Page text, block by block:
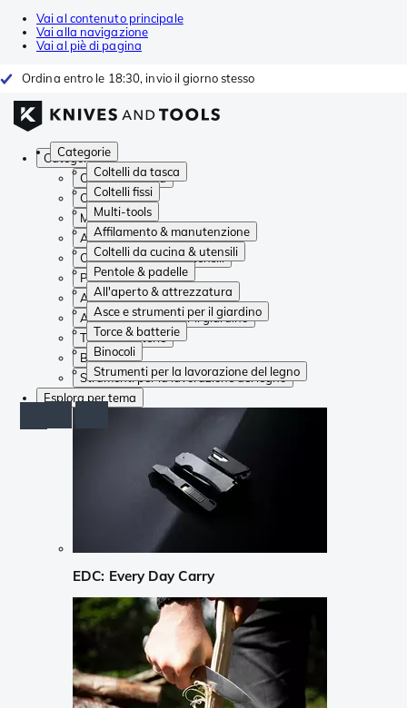
Vai al contenuto principale
Vai alla navigazione
Vai al piè di pagina
Ordina entro le 18:30, invio il giorno stesso
Categorie
Coltelli da tasca
Coltelli fissi
Multi-tools
Affilamento & manutenzione
Coltelli da cucina & utensili
Pentole & padelle
All'aperto & attrezzatura
Asce e strumenti per il giardino
Torce & batterie
Binocoli
Strumenti per la lavorazione del legno
Categorie
Coltelli da tasca
Coltelli fissi
Multi-tools
Affilamento & manutenzione
Coltelli da cucina & utensili
Pentole & padelle
All'aperto & attrezzatura
Asce e strumenti per il giardino
Torce & batterie
Binocoli
Strumenti per la lavorazione del legno
Esplora per tema
EDC: Every Day Carry